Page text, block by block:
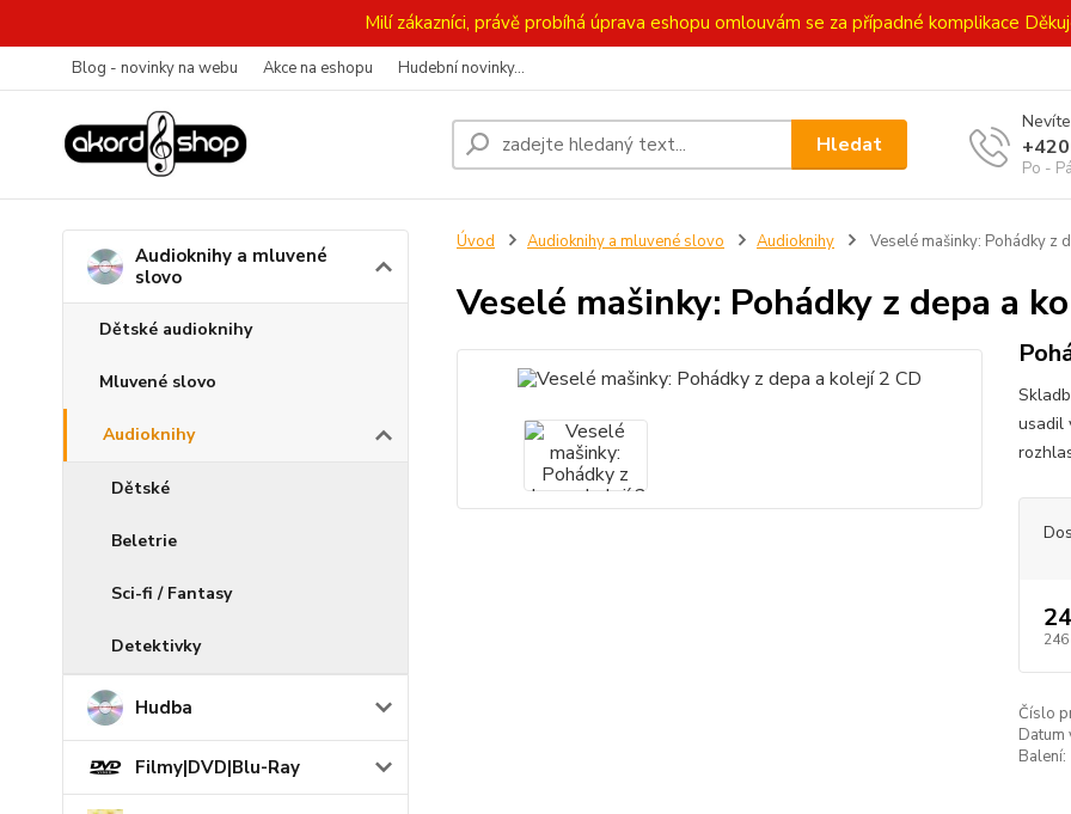
Milí zákazníci, právě probíhá úprava eshopu omlouvám se za případné komplikace
Blog - novinky na webu Akce na eshopu Hudební novinky...
Hledat
Po -
Audioknihy a mluvené
slovo
Dětské audioknihy
Mluvené slovo
Audioknihy
Dětské
Beletrie
Sci-fi / Fantasy
Detektivky
Hudba
Filmy|DVD|Blu-Ray
Úvod Audioknihy a mluvené slovo Audioknihy Veselé mašinky: Pohádky z
Veselé mašinky: Pohádky z depa a
usadil
246
Číslo
Datum
Balení: